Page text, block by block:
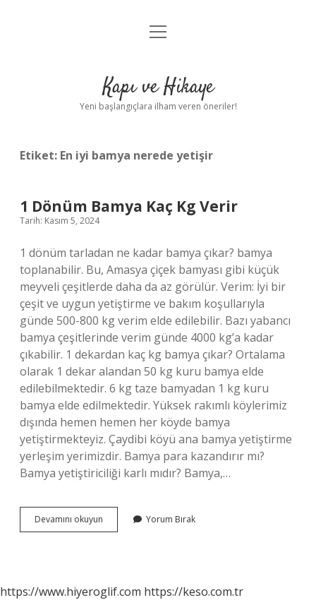
Anasayfa
Yasal Uyarı
menüyü
Kapı ve Hikaye
Yeni başlangıçlara ilham veren öneriler!
Etiket: En iyi bamya nerede yetişir
1 Dönüm Bamya Kaç Kg Verir
Tarih: Kasım 5, 2024
1 dönüm tarladan ne kadar bamya çıkar? bamya
toplanabilir. Bu, Amasya çiçek bamyası gibi küçük
meyveli çeşitlerde daha da az görülür. Verim: İyi bir
çeşit ve uygun yetiştirme ve bakım koşullarıyla
günde 500-800 kg verim elde edilebilir. Bazı yabancı
bamya çeşitlerinde verim günde 4000 kg’a kadar
çıkabilir. 1 dekardan kaç kg bamya çıkar? Ortalama
olarak 1 dekar alandan 50 kg kuru bamya elde
edilebilmektedir. 6 kg taze bamyadan 1 kg kuru
bamya elde edilmektedir. Yüksek rakımlı köylerimiz
dışında hemen hemen her köyde bamya
yetiştirmekteyiz. Çaydibi köyü ana bamya yetiştirme
yerleşim yerimizdir. Bamya para kazandırır mı?
Bamya yetiştiriciliği karlı mıdır? Bamya,…
Devamını okuyun
Dönüm
Yorum Bırak
https://www.hiyeroglif.com https://keso.com.tr